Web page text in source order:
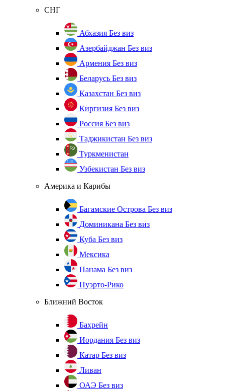
СНГ
Абхазия Без виз
Азербайджан Без виз
Армения Без виз
Беларусь Без виз
Казахстан Без виз
Киргизия Без виз
Россия Без виз
Таджикистан Без виз
Туркменистан
Узбекистан Без виз
Америка и Карибы
Багамские Острова Без виз
Доминикана Без виз
Куба Без виз
Мексика
Панама Без виз
Пуэрто-Рико
Ближний Восток
Бахрейн
Иордания Без виз
Катар Без виз
Ливан
ОАЭ Без виз